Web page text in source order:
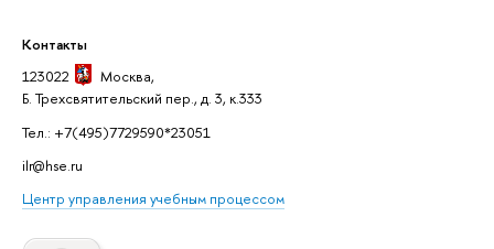
Контакты
123022
Москва,
Б. Трехсвятительский пер., д. 3, к.333
Тел.: +7(495)7729590*23051
ilr@hse.ru
Центр управления учебным процессом